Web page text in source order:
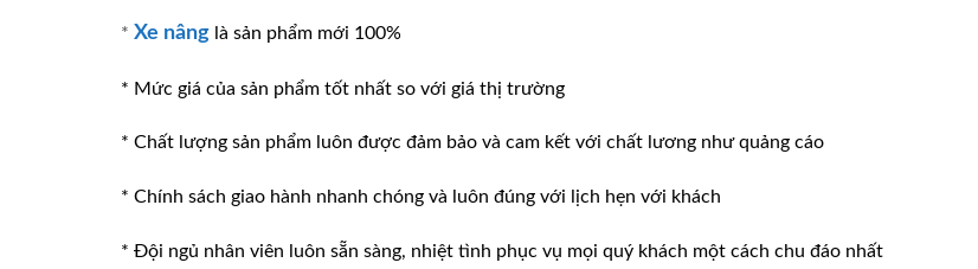
* Xe nâng là sản phẩm mới 100%
* Mức giá của sản phẩm tốt nhất so với giá thị trường
* Chất lượng sản phẩm luôn được đảm bảo và cam kết với chất lương như quảng cáo
* Chính sách giao hành nhanh chóng và luôn đúng với lịch hẹn với khách
* Đội ngủ nhân viên luôn sẵn sàng, nhiệt tình phục vụ mọi quý khách một cách chu đáo nhất